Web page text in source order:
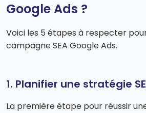
Google Ads ?
Voici les 5 étapes à respecter
campagne SEA Google Ads.
1. Planifier une stratégie
La première étape pour réussir